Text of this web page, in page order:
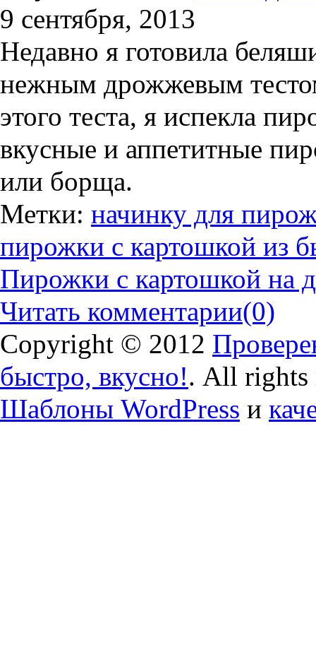
9 сентября, 2013
Недавно я готовила
нежным дрожжевым
этого теста, я испекла
вкусные и аппетитные
или борща.
Метки: начинку для
пирожки с картошкой из
Пирожки с картошкой на
Читать комментарии(0)
Copyright © 2012
быстро, вкусно!. All rights
Шаблоны WordPress и